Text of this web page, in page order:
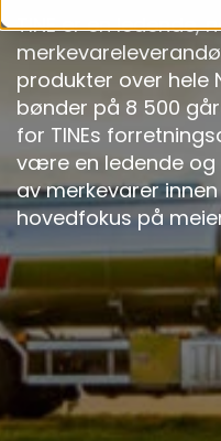
TINE er en ledende,
produkter over hele
bønder på 8 500
for TINEs
være en ledende
av merkevarer
hovedfokus på